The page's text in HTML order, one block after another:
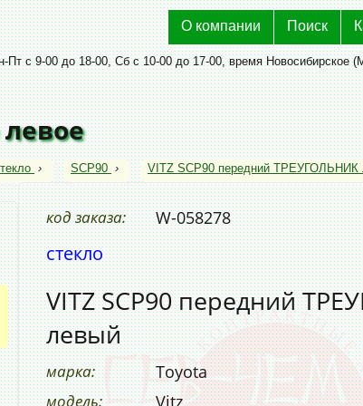
О компании Поиск
Пт с 9-00 до 18-00, Сб с 10-00 до 17-00, время Новосибирское
› SCP90 › VITZ SCP90 передний ТРЕУГОЛЬНИК
код заказа: W-058278
стекло
VITZ SCP90 передний
левый
марка: Toyota
модель: Vitz